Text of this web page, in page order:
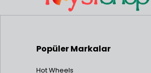
Popüler Markalar
Hot Wheels